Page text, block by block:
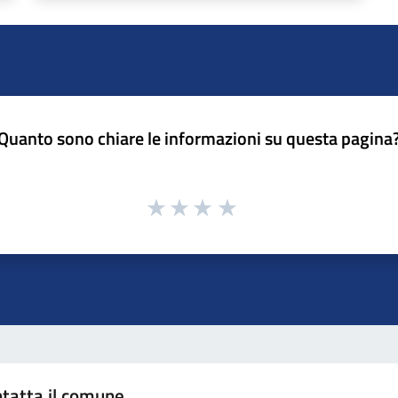
sono chiare le informazioni su questa